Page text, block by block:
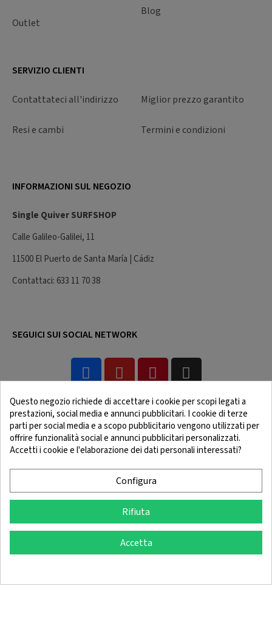
Outlet
Blog
SERVIZIO CLIENTI
Contattateci all'indirizzo
Resi e cambi
Miglior prezzo garantito
Termini e condizioni
INFORMAZIONI SUL NEGOZIO
Single Quiver SURFSHOP
Calle Galileo-Galilei, 11
11500 El Puerto de Santa María | Cádiz
Contattaci: 633 11 70 38
SEGUICI SUI SOCIAL NETWORK
Avviso Legale
Conditions Générales
© 2025 SingleQuiver - Tutti i diritti riservati
Questo negozio richiede di accettare i cookie per scopi legati a
prestazioni, social media e annunci pubblicitari. I cookie di terze
parti per social media e a scopo pubblicitario vengono utilizzati per
offrire funzionalità social e annunci pubblicitari personalizzati.
Accetti i cookie e l'elaborazione dei dati personali interessati?
Configura
Rifiuta
Accetta